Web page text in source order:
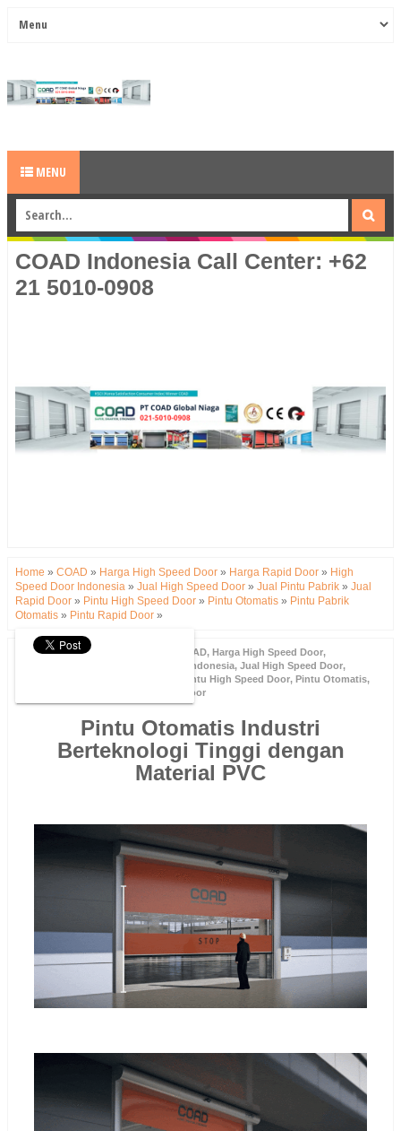
MENU
COAD Indonesia Call Center: +62
21 5010-0908
Home » COAD » Harga High Speed Door » Harga Rapid Door » High
Speed Door Indonesia » Jual High Speed Door » Jual Pintu Pabrik » Jual
Rapid Door » Pintu High Speed Door » Pintu Otomatis » Pintu Pabrik
Otomatis » Pintu Rapid Door »
Tuesday, 16 February 2021 COAD, Harga High Speed Door,
High Speed Door Indonesia, Jual High Speed Door,
Pintu High Speed Door, Pintu Otomatis,
Pintu Rapid Door
Pintu Otomatis Industri
Berteknologi Tinggi dengan
Material PVC